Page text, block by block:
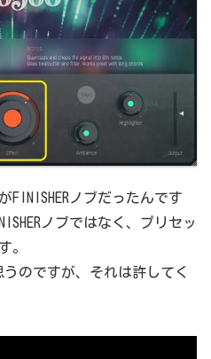
FINISHERノブだったんです
ノブではなく、プリセッ
。
のですが、それは許してく